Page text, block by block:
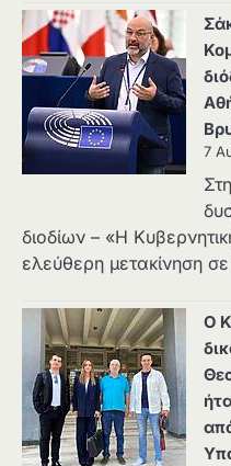
7
διοδίων – «Η
ελεύθερη μετακίνηση
Ο